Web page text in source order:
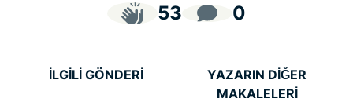
53 0
İLGİLİ GÖNDERİ
YAZARIN DİĞER
MAKALELERİ